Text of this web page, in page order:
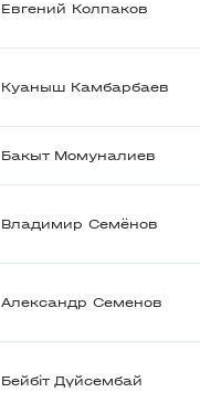
Евгений Колпаков
Куаныш Камбарбаев
Бакыт Момуналиев
Владимир Семёнов
Александр Семенов
Бейбіт Дүйсембай